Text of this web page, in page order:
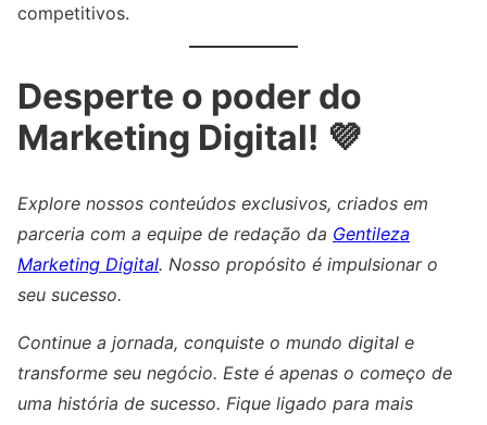
competitivos.
Desperte o poder do
Marketing Digital! 💜
Explore nossos conteúdos exclusivos, criados em
parceria com a equipe de redação da Gentileza
Marketing Digital. Nosso propósito é impulsionar o
seu sucesso.
Continue a jornada, conquiste o mundo digital e
transforme seu negócio. Este é apenas o começo de
uma história de sucesso. Fique ligado para mais